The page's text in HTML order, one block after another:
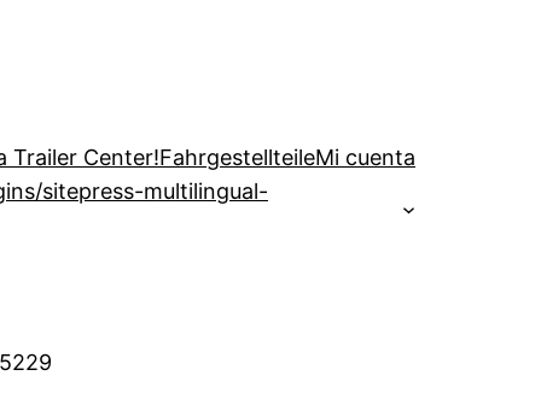
Trailer Center!FahrgestellteileMi cuenta
sitepress-multilingual-